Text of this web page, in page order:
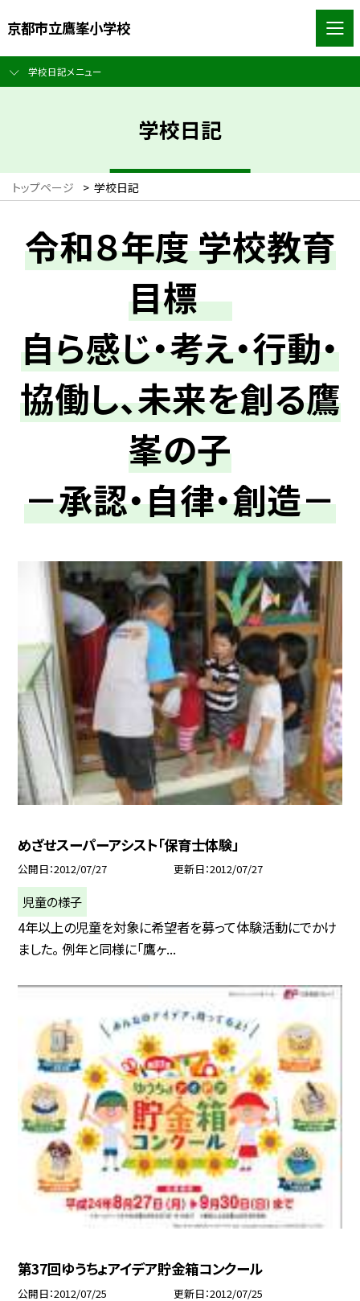
京都市立鷹峯小学校
学校日記メニュー
学校日記
トップページ > 学校日記
令和８年度 学校教育
目標
自ら感じ・考え・行動・
協働し、未来を創る鷹
峯の子
－承認・自律・創造－
めざせスーパーアシスト「保育士体験」
公開日 2012/07/27 更新日 2012/07/27
児童の様子
4年以上の児童を対象に希望者を募って体験活動にでかけ
ました。 例年と同様に「鷹ヶ...
第37回ゆうちょアイデア貯金箱コンクール
公開日 2012/07/25 更新日 2012/07/25